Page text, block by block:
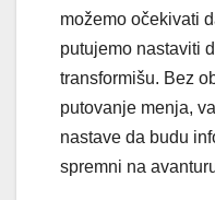
možemo očekivati
putujemo nastaviti
transformišu. Bez
putovanje menja,
nastave da budu
spremni na